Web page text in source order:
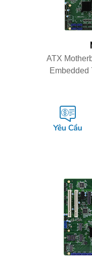
ATX
Embedded